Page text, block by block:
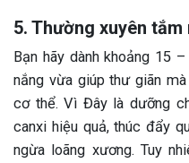
5. Thường xuyên tắm
Bạn hãy dành khoảng 15
nắng vừa giúp thư giãn
cơ thể. Vì Đây là dưỡng
canxi hiệu quả, thúc đẩy
ngừa loãng xương. Tuy